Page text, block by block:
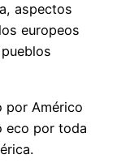
aspectos
europeos
por Américo
eco por toda